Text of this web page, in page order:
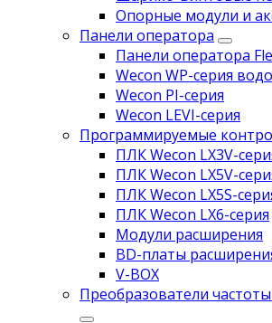
Опорные модули и
Панели оператора
Панели оператора
Wecon WP-серия
Wecon PI-серия
Wecon LEVI-серия
Программируемые
ПЛК Wecon LX3V-
ПЛК Wecon LX5V-
ПЛК Wecon LX5S-
ПЛК Wecon LX6-серия
Модули расширения
BD-платы
V-BOX
Преобразователи